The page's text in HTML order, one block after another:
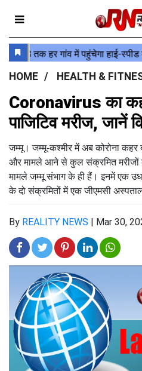
HOME HEALTH &
Coronavirus का
पाजिटिव मरीज, जानें
जम्मू। जम्मू-कश्मीर में अब कोरोना कहर
और मामले आने से कुल संक्रमित मरीजों
मामले जम्मू संभाग के ही हैं। इनमें एक
के दो संक्रमितों में एक जीएमसी
By REALITY NEWS | Mar 30,